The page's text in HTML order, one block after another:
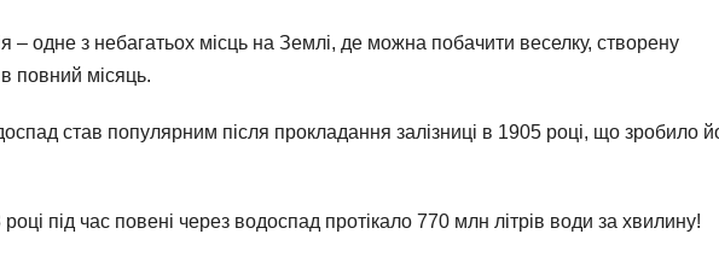
– одне з небагатьох місць на Землі, де можна побачити веселку, створену
повний місяць.
став популярним після прокладання залізниці в 1905 році, що зробило
під час повені через водоспад протікало 770 млн літрів води за хвилину!